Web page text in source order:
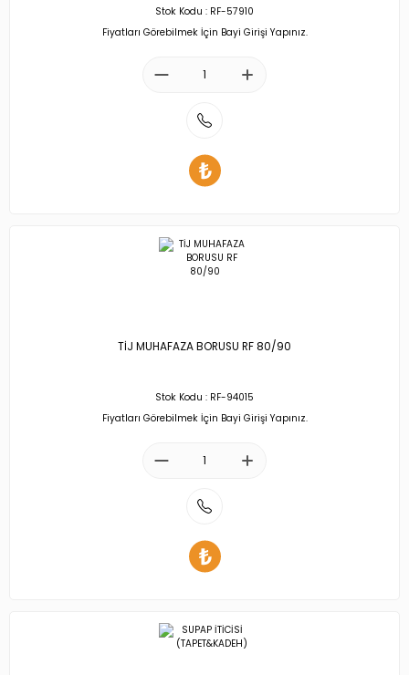
Stok Kodu : RF-57910
Fiyatları Görebilmek İçin Bayi Girişi Yapınız.
TİJ MUHAFAZA BORUSU RF 80/90
Stok Kodu : RF-94015
Fiyatları Görebilmek İçin Bayi Girişi Yapınız.